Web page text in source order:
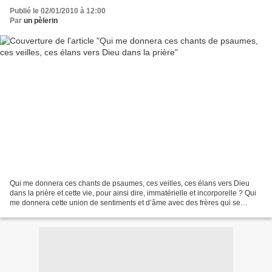
Publié le 02/01/2010 à 12:00
Par un pèlerin
Qui me donnera ces chants de psaumes, ces veilles, ces élans vers Dieu
dans la prière et cette vie, pour ainsi dire, immatérielle et incorporelle ? Qui
me donnera cette union de sentiments et d’âme avec des frères qui se